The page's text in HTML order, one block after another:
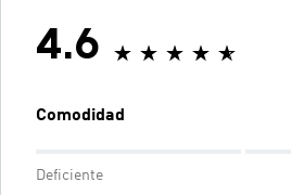
4.6
Comodidad
Deficiente